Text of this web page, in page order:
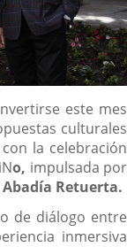
este mes
culturales
la celebración
o, impulsada por
Abadía Retuerta.
de diálogo entre
inmersiva